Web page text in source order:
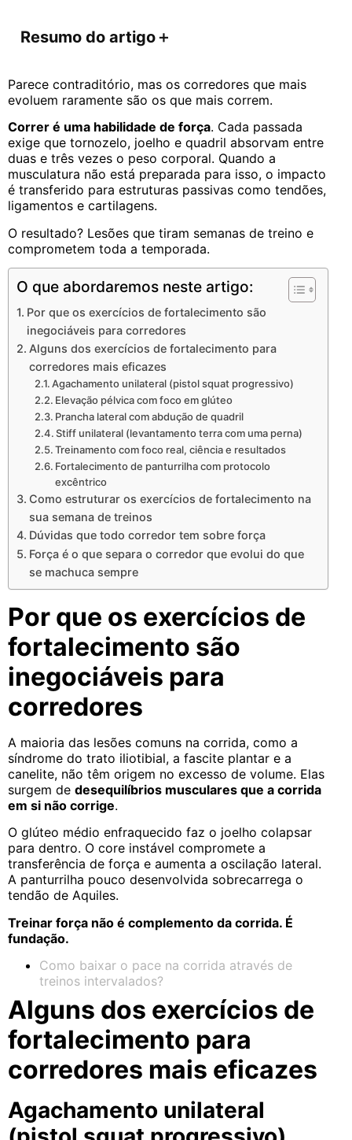
Resumo do artigo＋
Parece contraditório, mas os corredores que mais
evoluem raramente são os que mais correm.
Correr é uma habilidade de força. Cada passada
exige que tornozelo, joelho e quadril absorvam entre
duas e três vezes o peso corporal. Quando a
musculatura não está preparada para isso, o impacto
é transferido para estruturas passivas como tendões,
ligamentos e cartilagens.
O resultado? Lesões que tiram semanas de treino e
comprometem toda a temporada.
O que abordaremos neste artigo:
Por que os exercícios de fortalecimento são
inegociáveis para corredores
Alguns dos exercícios de fortalecimento para
corredores mais eficazes
Agachamento unilateral (pistol squat progressivo)
Elevação pélvica com foco em glúteo
Prancha lateral com abdução de quadril
Stiff unilateral (levantamento terra com uma perna)
Treinamento com foco real, ciência e resultados
Fortalecimento de panturrilha com protocolo
excêntrico
Como estruturar os exercícios de fortalecimento na
sua semana de treinos
Dúvidas que todo corredor tem sobre força
Força é o que separa o corredor que evolui do que
se machuca sempre
Por que os exercícios de
fortalecimento são
inegociáveis para
corredores
A maioria das lesões comuns na corrida, como a
síndrome do trato iliotibial, a fascite plantar e a
canelite, não têm origem no excesso de volume. Elas
surgem de desequilíbrios musculares que a corrida
em si não corrige.
O glúteo médio enfraquecido faz o joelho colapsar
para dentro. O core instável compromete a
transferência de força e aumenta a oscilação lateral.
A panturrilha pouco desenvolvida sobrecarrega o
tendão de Aquiles.
Treinar força não é complemento da corrida. É
fundação.
Como baixar o pace na corrida através de
treinos intervalados?
Alguns dos exercícios de
fortalecimento para
corredores mais eficazes
Agachamento unilateral